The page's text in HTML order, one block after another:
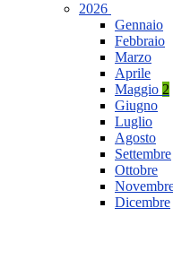
2026
Gennaio
Febbraio
Marzo
Aprile
Maggio 2
Giugno
Luglio
Agosto
Settembre
Ottobre
Dicembre